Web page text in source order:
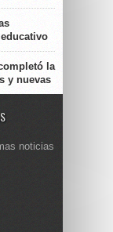
la
y nuevas
noticias